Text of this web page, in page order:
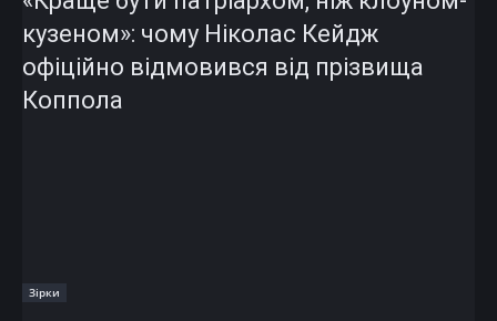
кузеном»: чому Ніколас Кейдж
офіційно відмовився від прізвища
Коппола
Зірки